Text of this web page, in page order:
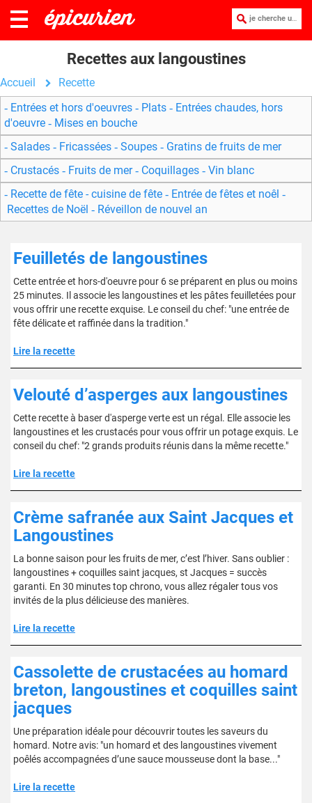
je cherche une recette :
Recettes aux langoustines
Accueil
Recette
Entrées et hors d'oeuvres
Plats
Entrées chaudes, hors
d'oeuvre
Mises en bouche
Salades
Fricassées Soupes
Gratins de fruits de mer
Crustacés
Fruits de mer Coquillages
Vin blanc
Recette de fête - cuisine de fête
Entrée de fêtes et noêl
Recettes de Noël
Réveillon de nouvel an
Feuilletés de langoustines
Cette entrée et hors-d'oeuvre pour 6 se préparent en plus ou moins
25 minutes. Il associe les langoustines et les pâtes feuilletées pour
vous offrir une recette exquise. Le conseil du chef: "une entrée de
fête délicate et raffinée dans la tradition."
Lire la recette
Velouté d’asperges aux langoustines
Cette recette à baser d'asperge verte est un régal. Elle associe les
langoustines et les crustacés pour vous offrir un potage exquis. Le
conseil du chef: "2 grands produits réunis dans la même recette."
Lire la recette
Crème safranée aux Saint Jacques et
Langoustines
La bonne saison pour les fruits de mer, c’est l’hiver. Sans oublier :
langoustines + coquilles saint jacques, st Jacques = succès
garanti. En 30 minutes top chrono, vous allez régaler tous vos
invités de la plus délicieuse des manières.
Lire la recette
Cassolette de crustacées au homard
breton, langoustines et coquilles saint
jacques
Une préparation idéale pour découvrir toutes les saveurs du
homard. Notre avis: "un homard et des langoustines vivement
poêlés accompagnées d’une sauce mousseuse dont la base..."
Lire la recette